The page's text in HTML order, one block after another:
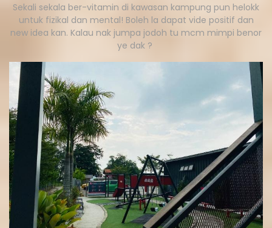
Sekali sekala ber-vitamin di kawasan kampung pun helokk
untuk fizikal dan mental! Boleh la dapat vide positif dan
new idea kan. Kalau nak jumpa jodoh tu mcm mimpi benor
ye dak ?